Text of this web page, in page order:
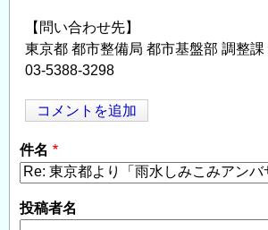
【問い合わせ先】
東京都 都市整備局 都市基盤部 調整課
03-5388-3298
コメントを追加
件名
投稿者名